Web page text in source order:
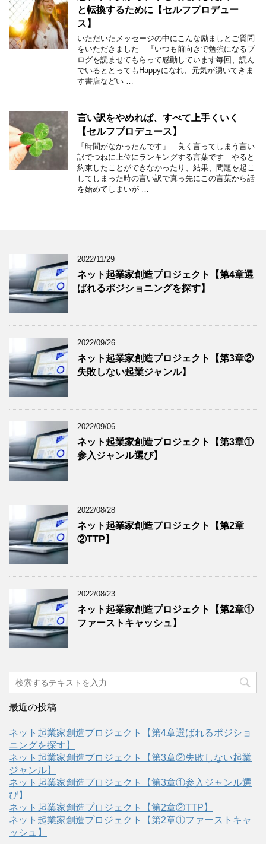
と転換するために【セルフプロデュー
ス】
いただいたメッセージの中にこんな励ましとご質問
をいただきました 『いつも前向きで勉強になるブ
ログを読ませてもらって感動しています毎回、読ん
でいるととってもHappyになれ、元気が湧いてきま
す書店などい …
言い訳をやめれば、すべて上手くいく
【セルフプロデュース】
「時間がなかったんです」 良く言ってしまう言い
訳でつねに上位にランキングする言葉です やると
約束したことができなかったり、結果、問題を起こ
してしまった時の言い訳で真っ先にこの言葉から話
を始めてしまいが …
2022/11/29
ネット起業家創造プロジェクト【第4章選
ばれるポジショニングを探す】
2022/09/26
ネット起業家創造プロジェクト【第3章②
失敗しない起業ジャンル】
2022/09/06
ネット起業家創造プロジェクト【第3章①
参入ジャンル選び】
2022/08/28
ネット起業家創造プロジェクト【第2章
②TTP】
2022/08/23
ネット起業家創造プロジェクト【第2章①
ファーストキャッシュ】
最近の投稿
ネット起業家創造プロジェクト【第4章選ばれるポジショ
ニングを探す】
ネット起業家創造プロジェクト【第3章②失敗しない起業
ジャンル】
ネット起業家創造プロジェクト【第3章①参入ジャンル選
び】
ネット起業家創造プロジェクト【第2章②TTP】
ネット起業家創造プロジェクト【第2章①ファーストキャ
ッシュ】